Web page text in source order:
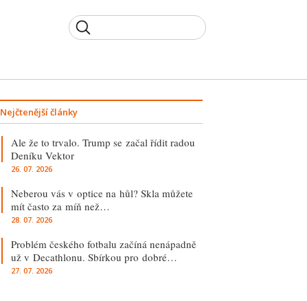
Nejčtenější články
Ale že to trvalo. Trump se začal řídit radou
Deníku Vektor
26. 07. 2026
Neberou vás v optice na hůl? Skla můžete
mít často za míň než…
28. 07. 2026
Problém českého fotbalu začíná nenápadně
už v Decathlonu. Sbírkou pro dobré…
27. 07. 2026